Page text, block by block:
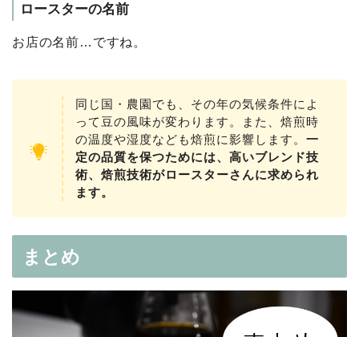
ロースターの名前
お店の名前…ですね。
同じ国・農園でも、その年の気候条件によ
って豆の風味が変わります。また、焙煎時
の温度や湿度なども焙煎に影響します。 一
定の品質を保つためには、高いブレンド技
術、焙煎技術がロースターさんに求められ
ます。
まとめ